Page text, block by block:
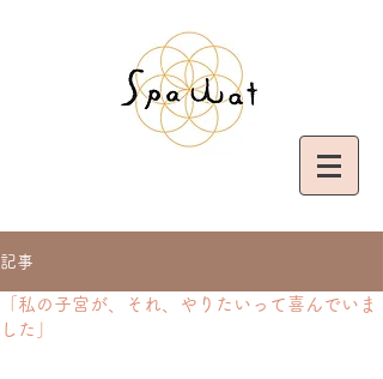
記事
「私の子宮が、それ、やりたいって喜んでいま
した」